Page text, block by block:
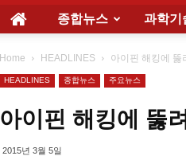
종합뉴스 과학기
Home HEADLINES 아이핀 해킹에
HEADLINES 종합뉴스 주요뉴스
아이핀 해킹에 뚫
2015년 3월 5일